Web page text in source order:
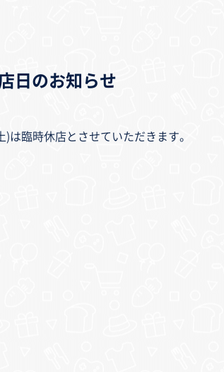
日のお知らせ
臨時休店とさせていただきます。